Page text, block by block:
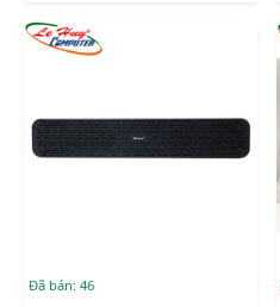
Đã bán: 46